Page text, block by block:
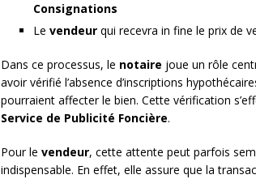
Consignations
Le vendeurqui recevra in fine le prix de
Dans ce processus, le notaire joue un rôle
avoir vérifié l’absence d’inscriptions
pourraient affecter le bien. Cette vérification
Service de Publicité Foncière.
Pour le vendeur, cette attente peut parfois
indispensable. En effet, elle assure que la